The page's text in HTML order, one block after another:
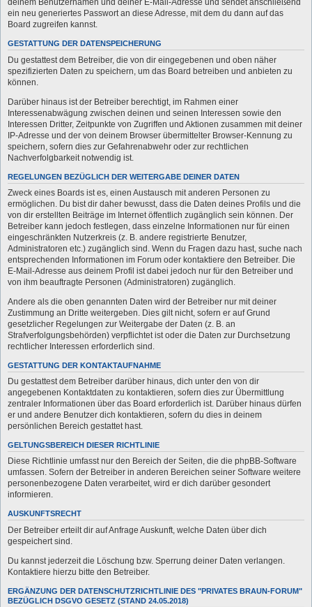
deinem Benutzernamen und deiner E-Mail-Adresse und sendet anschließend
ein neu generiertes Passwort an diese Adresse, mit dem du dann auf das
Board zugreifen kannst.
GESTATTUNG DER DATENSPEICHERUNG
Du gestattest dem Betreiber, die von dir eingegebenen und oben näher
spezifizierten Daten zu speichern, um das Board betreiben und anbieten zu
können.
Darüber hinaus ist der Betreiber berechtigt, im Rahmen einer
Interessenabwägung zwischen deinen und seinen Interessen sowie den
Interessen Dritter, Zeitpunkte von Zugriffen und Aktionen zusammen mit deiner
IP-Adresse und der von deinem Browser übermittelter Browser-Kennung zu
speichern, sofern dies zur Gefahrenabwehr oder zur rechtlichen
Nachverfolgbarkeit notwendig ist.
REGELUNGEN BEZÜGLICH DER WEITERGABE DEINER DATEN
Zweck eines Boards ist es, einen Austausch mit anderen Personen zu
ermöglichen. Du bist dir daher bewusst, dass die Daten deines Profils und die
von dir erstellten Beiträge im Internet öffentlich zugänglich sein können. Der
Betreiber kann jedoch festlegen, dass einzelne Informationen nur für einen
eingeschränkten Nutzerkreis (z. B. andere registrierte Benutzer,
Administratoren etc.) zugänglich sind. Wenn du Fragen dazu hast, suche nach
entsprechenden Informationen im Forum oder kontaktiere den Betreiber. Die
E-Mail-Adresse aus deinem Profil ist dabei jedoch nur für den Betreiber und
von ihm beauftragte Personen (Administratoren) zugänglich.
Andere als die oben genannten Daten wird der Betreiber nur mit deiner
Zustimmung an Dritte weitergeben. Dies gilt nicht, sofern er auf Grund
gesetzlicher Regelungen zur Weitergabe der Daten (z. B. an
Strafverfolgungsbehörden) verpflichtet ist oder die Daten zur Durchsetzung
rechtlicher Interessen erforderlich sind.
GESTATTUNG DER KONTAKTAUFNAHME
Du gestattest dem Betreiber darüber hinaus, dich unter den von dir
angegebenen Kontaktdaten zu kontaktieren, sofern dies zur Übermittlung
zentraler Informationen über das Board erforderlich ist. Darüber hinaus dürfen
er und andere Benutzer dich kontaktieren, sofern du dies in deinem
persönlichen Bereich gestattet hast.
GELTUNGSBEREICH DIESER RICHTLINIE
Diese Richtlinie umfasst nur den Bereich der Seiten, die die phpBB-Software
umfassen. Sofern der Betreiber in anderen Bereichen seiner Software weitere
personenbezogene Daten verarbeitet, wird er dich darüber gesondert
informieren.
AUSKUNFTSRECHT
Der Betreiber erteilt dir auf Anfrage Auskunft, welche Daten über dich
gespeichert sind.
Du kannst jederzeit die Löschung bzw. Sperrung deiner Daten verlangen.
Kontaktiere hierzu bitte den Betreiber.
ERGÄNZUNG DER DATENSCHUTZRICHTLINIE DES "PRIVATES BRAUN-FORUM"
BEZÜGLICH DSGVO GESETZ (STAND 24.05.2018)